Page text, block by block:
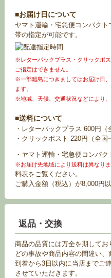
■お届け日について
ヤマト運輸・宅急便コンパク
帯の指定が可能です。
※レターパックプラス・クリックポ
ご指定はできません。
※一部離島につきましてはお届け日
ます。
※地域、天候、交通状況などにより
■送料について
・レターパックプラス 600円（
・クリックポスト 220円（全国
・ヤマト運輸・宅急便コンパク
※お届け先地域により送料は異なりま
料表をご覧ください。
ご購入金額（税込）が8,000円
返品・交換
商品の品質には万全を期して
どの事故や商品内容の間違い
到着から3日以内に当店までご
させていただきます。